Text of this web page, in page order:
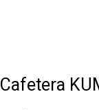
Cafetera